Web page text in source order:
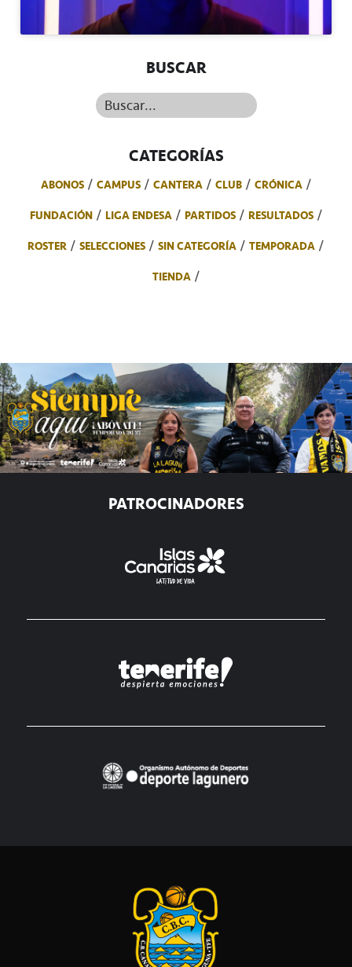
BUSCAR
Buscar...
CATEGORÍAS
ABONOS CAMPUS CANTERA CLUB
CRÓNICA
FUNDACIÓN
LIGA ENDESA PARTIDOS
RESULTADOS
ROSTER
SELECCIONES SIN CATEGORÍA
TEMPORADA
TIENDA
PATROCINADORES